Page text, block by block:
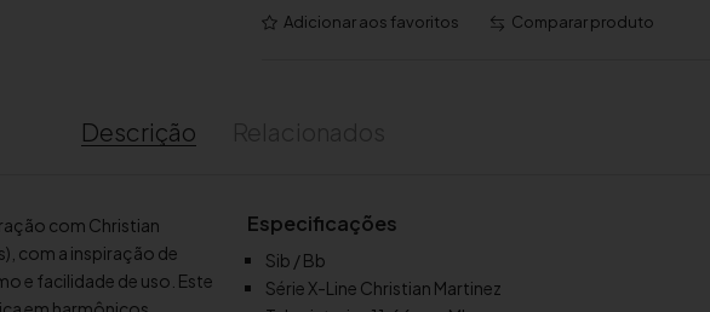
n
d
e
T
Adicionar aos favoritos Comparar produto
Descrição
com Christian
com a inspiração de
e facilidade de uso. Este
Especificações
Sib / Bb
Série X-Line Christian Martinez